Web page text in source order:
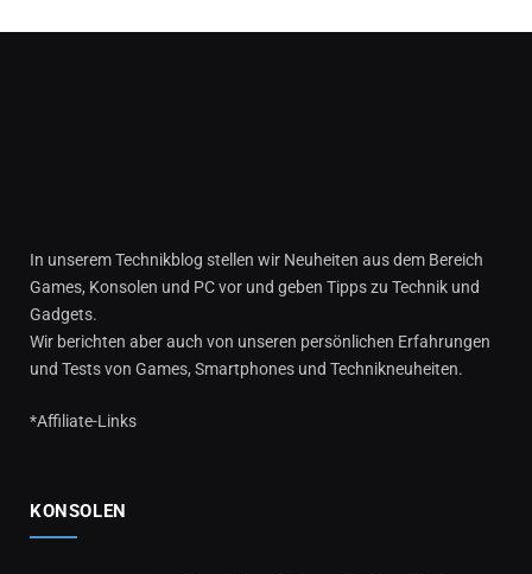
In unserem Technikblog stellen wir Neuheiten aus dem Bereich
Games, Konsolen und PC vor und geben Tipps zu Technik und
Gadgets.
Wir berichten aber auch von unseren persönlichen Erfahrungen
und Tests von Games, Smartphones und Technikneuheiten.
*Affiliate-Links
KONSOLEN